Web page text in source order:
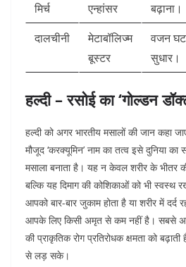
मिर्च
एन्हांसर
बढ़ाना।
दालचीनी
मेटाबॉलिज्म
बूस्टर
वजन
सुधार।
हल्दी – रसोई का ‘गोल्डन
हल्दी को अगर भारतीय मसालों की जान कहा
मौजूद ‘करक्यूमिन’ नाम का तत्व इसे दुनिया का
मसाला बनाता है। यह न केवल शरीर के भीतर
बल्कि यह दिमाग की कोशिकाओं को भी स्वस्थ
आपको बार-बार जुकाम होता है या शरीर में दर्द
आपके लिए किसी अमृत से कम नहीं है। सबसे
की प्राकृतिक रोग प्रतिरोधक क्षमता को बढ़ाती
से लड़ सके।